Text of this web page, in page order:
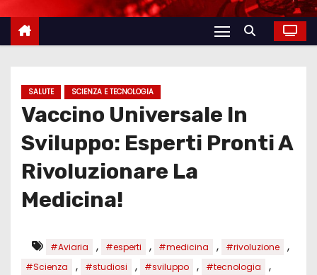
SALUTE SCIENZA E TECNOLOGIA
Vaccino Universale In
Sviluppo: Esperti Pronti A
Rivoluzionare La
Medicina!
#Aviaria , #esperti , #medicina , #rivoluzione ,
#Scienza , #studiosi , #sviluppo , #tecnologia ,